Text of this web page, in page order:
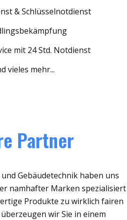
& Schlüsselnotdienst
mit 24 Std. Notdienst
vieles mehr...
Partner
Gebäudetechnik haben uns
namhafter Marken spezialisiert
Produkte zu wirklich fairen
wir Sie in einem